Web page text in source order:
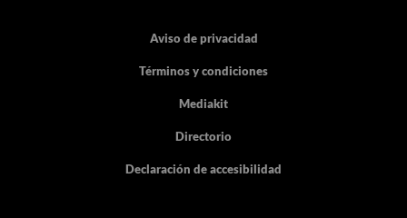
Aviso de privacidad
Términos y condiciones
Mediakit
Directorio
Declaración de accesibilidad